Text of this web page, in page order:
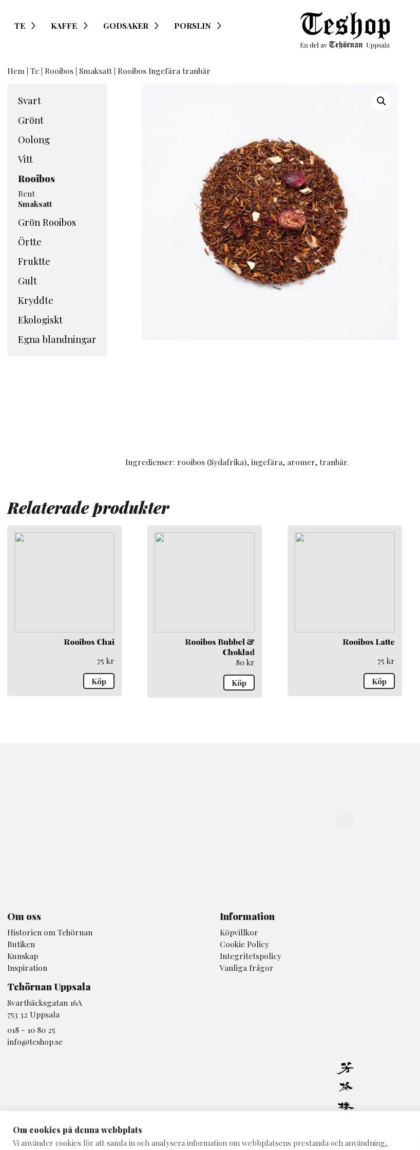
TE KAFFE GODSAKER PORSLIN
Hem | Te | Rooibos | Smaksatt | Rooibos Ingefära tranbär
Svart
Grönt
Oolong
Vitt
Rooibos
Rent
Smaksatt
Grön Rooibos
Örtte
Fruktte
Gult
Kryddte
Ekologiskt
Egna blandningar
Ingredienser: rooibos (Sydafrika), ingefära, aromer, tranbär.
Relaterade produkter
Rooibos Chai
75kr
Köp
Rooibos Bubbel &
Choklad
80kr
Köp
Rooibos Latte
75kr
Köp
Om oss
Historien om Tehörnan
Butiken
Kunskap
Inspiration
Information
Köpvillkor
Cookie Policy
Integritetspolicy
Vanliga frågor
Tehörnan Uppsala
Svartbäcksgatan 16A
753 32 Uppsala
018 - 10 80 25
info@teshop.se
Om cookies på denna webbplats
Vi använder cookies för att samla in och analysera information om webbplatsens prestanda och användning,